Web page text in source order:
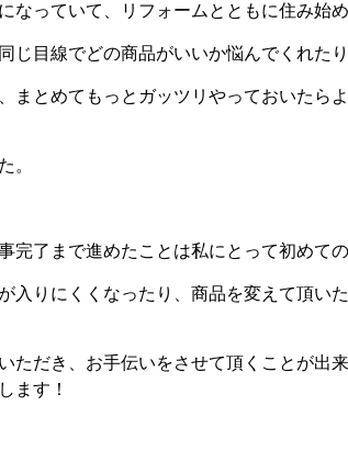
っていて、リフォームとともに住み始
目線でどの商品がいいか悩んでくれた
とめてもっとガッツリやっておいたら
。
了まで進めたことは私にとって初めての
りにくくなったり、商品を変えて頂い
だき、お手伝いをさせて頂くことが出来
ます！